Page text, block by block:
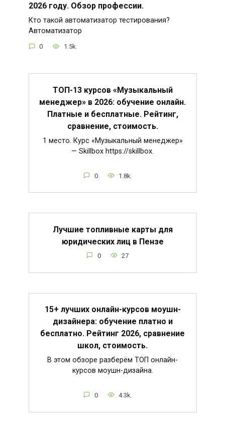
2026 году. Обзор профессии.
Кто такой автоматизатор тестирования?
Автоматизатор
0 1.5k.
ТОП-13 курсов «Музыкальный
менеджер» в 2026: обучение онлайн.
Платные и бесплатные. Рейтинг,
сравнение, стоимость.
1 место. Курс «Музыкальный менеджер»
— Skillbox https://skillbox.
0 1.8k.
Лучшие топливные карты для
юридических лиц в Пензе
0 27
15+ лучших онлайн-курсов моушн-
дизайнера: обучение платно и
бесплатно. Рейтинг 2026, сравнение
школ, стоимость.
В этом обзоре разберём ТОП онлайн-
курсов моушн-дизайна.
0 4.3k.